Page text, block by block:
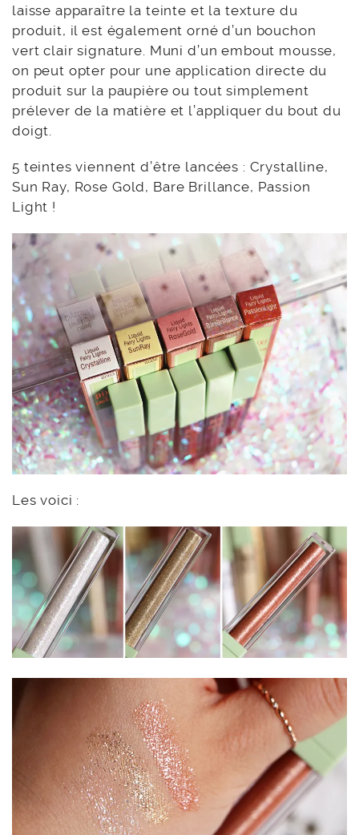
laisse apparaître la teinte et la texture du
produit, il est également orné d’un bouchon
vert clair signature. Muni d’un embout mousse,
on peut opter pour une application directe du
produit sur la paupière ou tout simplement
prélever de la matière et l’appliquer du bout du
doigt.
5 teintes viennent d’être lancées : Crystalline,
Sun Ray, Rose Gold, Bare Brillance, Passion
Light !
Les voici :